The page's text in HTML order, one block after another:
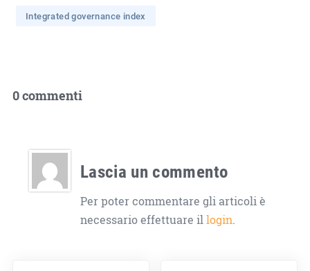
Integrated governance index
0 commenti
Lascia un commento
Per poter commentare gli articoli è
necessario effettuare illogin.